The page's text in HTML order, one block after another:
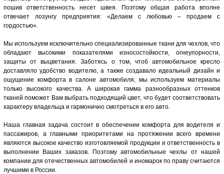
пошив ответственность несет швея. Поэтому общая работа вполне
отвечает лозунгу предприятия: «Делаем с любовью – продаем с
гордостью».
Мы используем исключительно специализированные ткани для чехлов, что
обладают высокими показателями износостойкости, огнеупорности,
защиты от выцветания. Заботясь о том, чтоб автомобильное кресло
доставляло удобство водителю, а также создавало идеальный дизайн и
ощущение комфорта в салоне автомобиля, мы используем материалы
только высокого качества. А широкая гамма разнообразных оттенков
тканей поможет Вам выбрать подходящий цвет, что будет соответствовать
характеру владельца и гармонично смотреться в его авто.
Наша главная задача состоит в обеспечении комфорта для водителя и
пассажиров, а главными приоритетами на протяжении всего времени
являются высокое качество изготовляемой продукции и ответственность в
выполнении Ваших заказов. Поэтому автомобильные чехлы от нашей
компании для отечественных автомобилей и иномарок по праву считаются
лучшими в России.